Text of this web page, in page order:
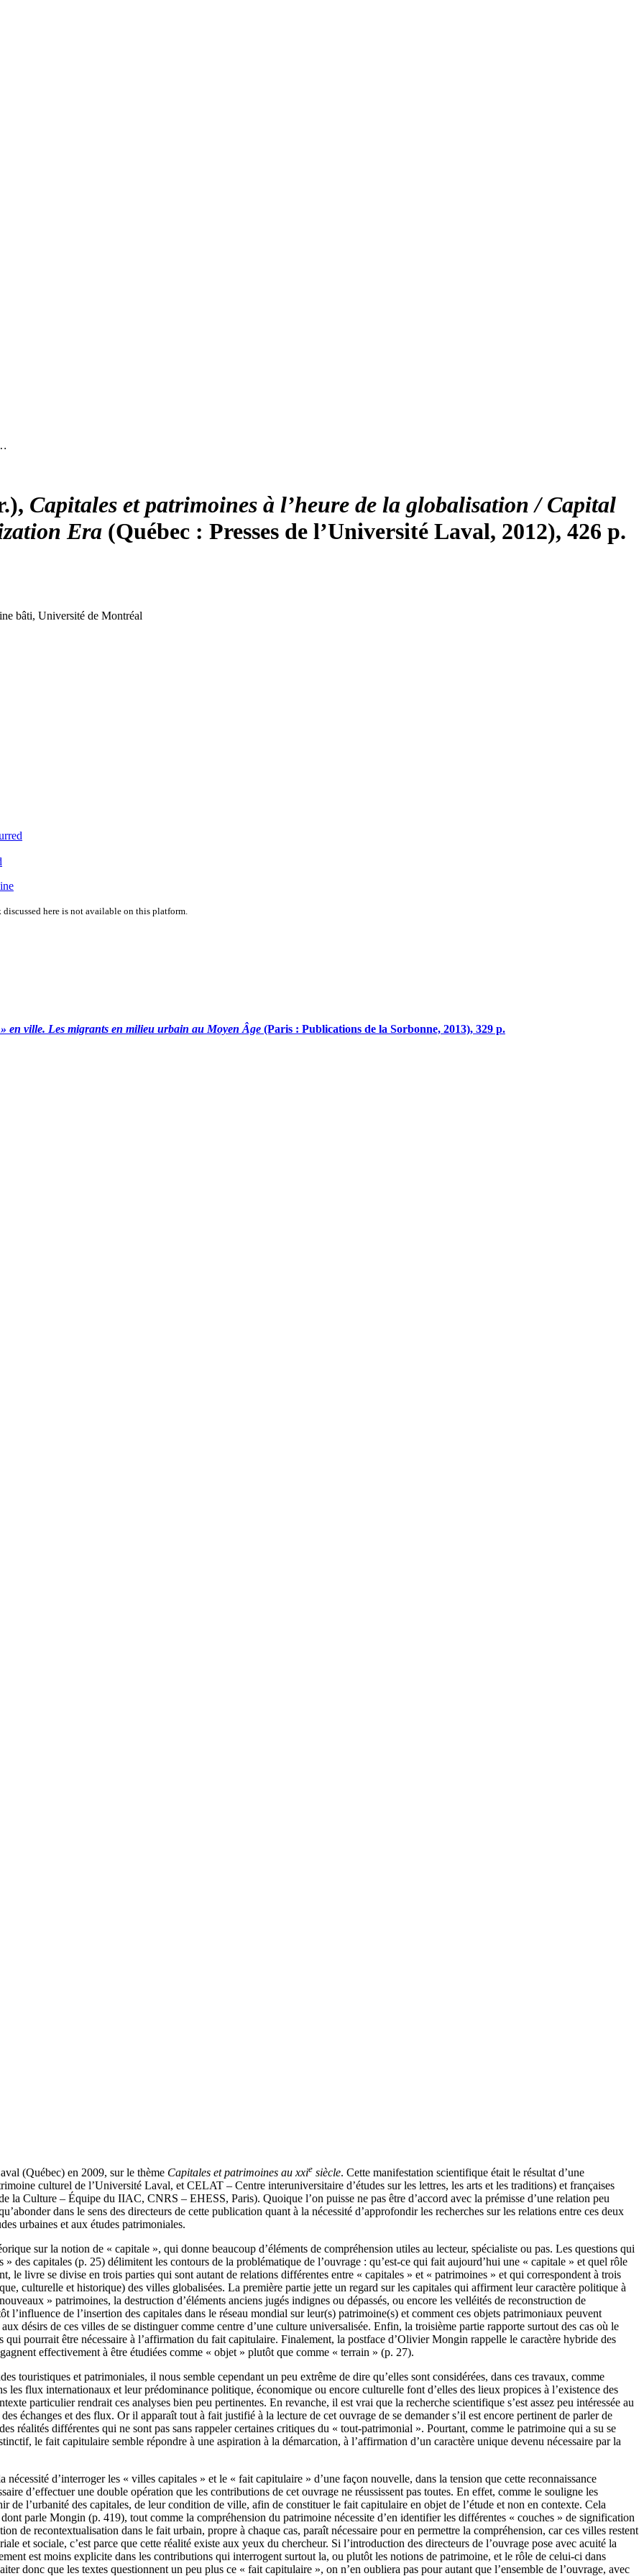
Capitales et patrimoines à l’heure de la globalisation / Capital
Era (Québec : Presses de l’Université Laval, 2012), 426 p.
bâti, Université de Montréal
here is not available on this platform.
en ville. Les migrants en milieu urbain au Moyen Âge (Paris : Publications de la Sorbonne, 2013), 329 p.
(Québec) en 2009, sur le thème Capitales et patrimoines au xxie siècle. Cette manifestation scientifique était le résultat d’une
culturel de l’Université Laval, et CELAT – Centre interuniversitaire d’études sur les lettres, les arts et les traditions) et françaises
Culture – Équipe du IIAC, CNRS – EHESS, Paris). Quoique l’on puisse ne pas être d’accord avec la prémisse d’une relation peu
dans le sens des directeurs de cette publication quant à la nécessité d’approfondir les recherches sur les relations entre ces deux
urbaines et aux études patrimoniales.
sur la notion de « capitale », qui donne beaucoup d’éléments de compréhension utiles au lecteur, spécialiste ou pas. Les questions qui
des capitales (p. 25) délimitent les contours de la problématique de l’ouvrage : qu’est-ce qui fait aujourd’hui une « capitale » et quel rôle
le livre se divise en trois parties qui sont autant de relations différentes entre « capitales » et « patrimoines » et qui correspondent à trois
culturelle et historique) des villes globalisées. La première partie jette un regard sur les capitales qui affirment leur caractère politique à
» patrimoines, la destruction d’éléments anciens jugés indignes ou dépassés, ou encore les velléités de reconstruction de
l’influence de l’insertion des capitales dans le réseau mondial sur leur(s) patrimoine(s) et comment ces objets patrimoniaux peuvent
désirs de ces villes de se distinguer comme centre d’une culture universalisée. Enfin, la troisième partie rapporte surtout des cas où le
pourrait être nécessaire à l’affirmation du fait capitulaire. Finalement, la postface d’Olivier Mongin rappelle le caractère hybride des
effectivement à être étudiées comme « objet » plutôt que comme « terrain » (p. 27).
touristiques et patrimoniales, il nous semble cependant un peu extrême de dire qu’elles sont considérées, dans ces travaux, comme
flux internationaux et leur prédominance politique, économique ou encore culturelle font d’elles des lieux propices à l’existence des
particulier rendrait ces analyses bien peu pertinentes. En revanche, il est vrai que la recherche scientifique s’est assez peu intéressée au
échanges et des flux. Or il apparaît tout à fait justifié à la lecture de cet ouvrage de se demander s’il est encore pertinent de parler de
réalités différentes qui ne sont pas sans rappeler certaines critiques du « tout-patrimonial ». Pourtant, comme le patrimoine qui a su se
le fait capitulaire semble répondre à une aspiration à la démarcation, à l’affirmation d’un caractère unique devenu nécessaire par la
d’interroger les « villes capitales » et le « fait capitulaire » d’une façon nouvelle, dans la tension que cette reconnaissance
d’effectuer une double opération que les contributions de cet ouvrage ne réussissent pas toutes. En effet, comme le souligne les
de l’urbanité des capitales, de leur condition de ville, afin de constituer le fait capitulaire en objet de l’étude et non en contexte. Cela
parle Mongin (p. 419), tout comme la compréhension du patrimoine nécessite d’en identifier les différentes « couches » de signification
de recontextualisation dans le fait urbain, propre à chaque cas, paraît nécessaire pour en permettre la compréhension, car ces villes restent
et sociale, c’est parce que cette réalité existe aux yeux du chercheur. Si l’introduction des directeurs de l’ouvrage pose avec acuité la
est moins explicite dans les contributions qui interrogent surtout la, ou plutôt les notions de patrimoine, et le rôle de celui-ci dans
donc que les textes questionnent un peu plus ce « fait capitulaire », on n’en oubliera pas pour autant que l’ensemble de l’ouvrage, avec